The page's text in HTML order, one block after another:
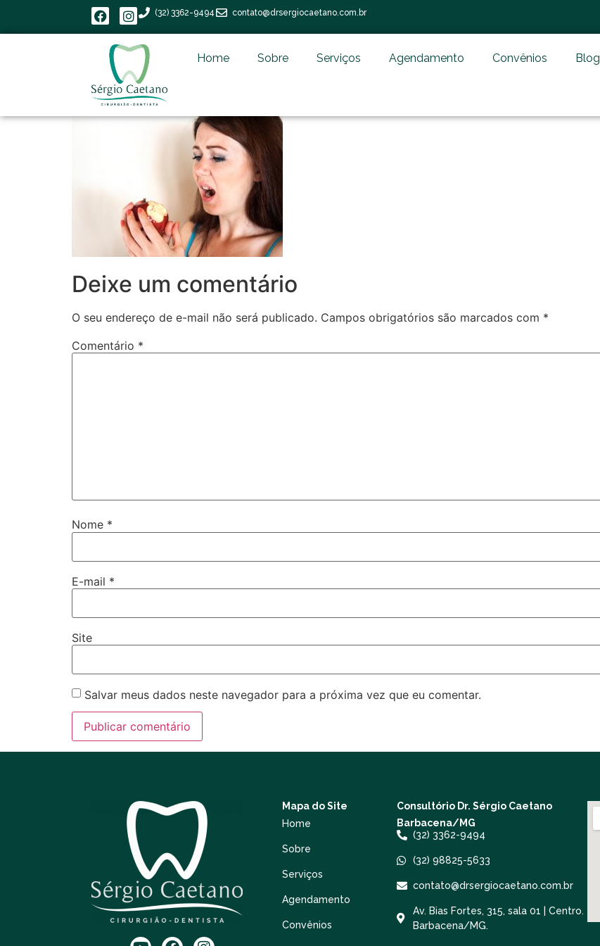
(32) 3362-9494 contato@drsergiocaetano.com.br
Home Sobre Serviços Agendamento Convênios Blog
Deixe um comentário
O seu endereço de e-mail não será publicado. Campos obrigatórios são marcados com *
Comentário *
Nome *
E-mail *
Site
Salvar meus dados neste navegador para a próxima vez que eu comentar.
Mapa do Site
Home
Sobre
Serviços
Agendamento
Convênios
Consultório Dr. Sérgio Caetano
Barbacena/MG
(32) 3362-9494
(32) 98825-5633
contato@drsergiocaetano.com.br
Av. Bias Fortes, 315, sala 01 | Centro.
Barbacena/MG.